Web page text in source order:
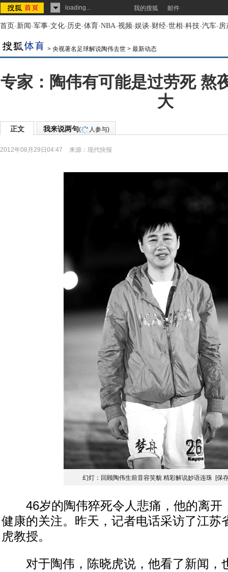
loading... 我的搜狐 邮件
首页-新闻-军事-文化-历史-体育-NBA-视频-娱谈-财经-世相-科技-汽车-房
> 央视著名足球解说陶伟去世 > 最新动态
专家：陶伟有可能是过劳死 熬
大
正文 我来说两句( 人参与)
2012年08月29日04:47 来源： 现代快报
幻灯：回顾陶伟生前音容笑貌 精彩解说妙语连珠 [保
46岁的陶伟猝死令人悲痛，他的离开
健康的关注。昨天，记者电话采访了江苏
虎教授。
对于陶伟，陈晓虎说，他看了新闻，